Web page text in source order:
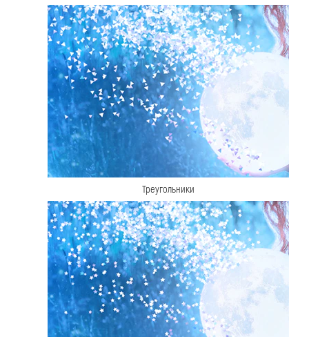
Треугольники